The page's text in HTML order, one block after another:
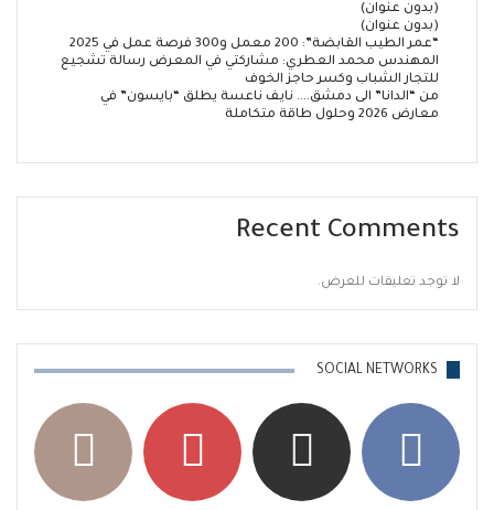
(بدون عنوان)
(بدون عنوان)
“عمر الطيب القابضة”: 200 معمل و300 فرصة عمل في 2025
المهندس محمد العطري: مشاركتي في المعرض رسالة تشجيع
للتجار الشباب وكسر حاجز الخوف
من “الدانا” الى دمشق…. نايف ناعسة يطلق “بايسون” في
معارض 2026 وحلول طاقة متكاملة
Recent Comments
لا توجد تعليقات للعرض.
SOCIAL NETWORKS